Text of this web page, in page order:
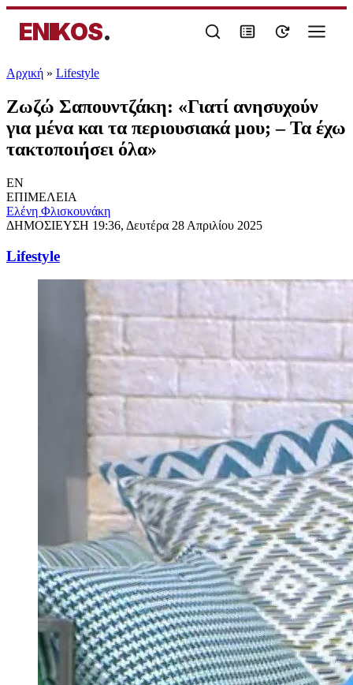
ENIKOS.
Αρχική » Lifestyle
Ζωζώ Σαπουντζάκη: «Γιατί ανησυχούν
για μένα και τα περιουσιακά μου; – Τα έχω
τακτοποιήσει όλα»
EN
ΕΠΙΜΕΛΕΙΑ
Ελένη Φλισκουνάκη
ΔΗΜΟΣΙΕΥΣΗ 19:36, Δευτέρα 28 Απριλίου 2025
Lifestyle